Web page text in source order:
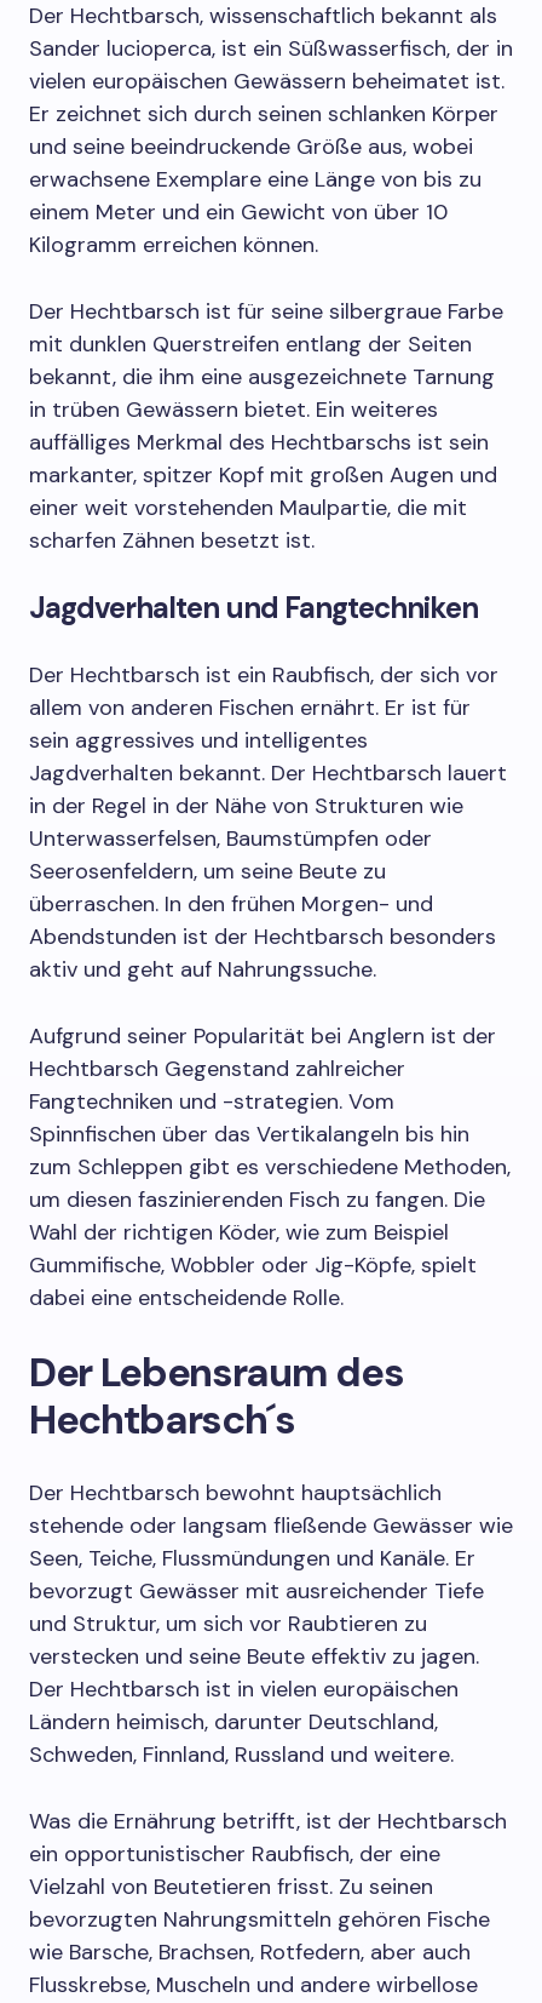
Der Hechtbarsch, wissenschaftlich bekannt als
Sander lucioperca, ist ein Süßwasserfisch, der in
vielen europäischen Gewässern beheimatet ist.
Er zeichnet sich durch seinen schlanken Körper
und seine beeindruckende Größe aus, wobei
erwachsene Exemplare eine Länge von bis zu
einem Meter und ein Gewicht von über 10
Kilogramm erreichen können.
Der Hechtbarsch ist für seine silbergraue Farbe
mit dunklen Querstreifen entlang der Seiten
bekannt, die ihm eine ausgezeichnete Tarnung
in trüben Gewässern bietet. Ein weiteres
auffälliges Merkmal des Hechtbarschs ist sein
markanter, spitzer Kopf mit großen Augen und
einer weit vorstehenden Maulpartie, die mit
scharfen Zähnen besetzt ist.
Jagdverhalten und Fangtechniken
Der Hechtbarsch ist ein Raubfisch, der sich vor
allem von anderen Fischen ernährt. Er ist für
sein aggressives und intelligentes
Jagdverhalten bekannt. Der Hechtbarsch lauert
in der Regel in der Nähe von Strukturen wie
Unterwasserfelsen, Baumstümpfen oder
Seerosenfeldern, um seine Beute zu
überraschen. In den frühen Morgen- und
Abendstunden ist der Hechtbarsch besonders
aktiv und geht auf Nahrungssuche.
Aufgrund seiner Popularität bei Anglern ist der
Hechtbarsch Gegenstand zahlreicher
Fangtechniken und -strategien. Vom
Spinnfischen über das Vertikalangeln bis hin
zum Schleppen gibt es verschiedene Methoden,
um diesen faszinierenden Fisch zu fangen. Die
Wahl der richtigen Köder, wie zum Beispiel
Gummifische, Wobbler oder Jig-Köpfe, spielt
dabei eine entscheidende Rolle.
Der Lebensraum des
Hechtbarsch´s
Der Hechtbarsch bewohnt hauptsächlich
stehende oder langsam fließende Gewässer wie
Seen, Teiche, Flussmündungen und Kanäle. Er
bevorzugt Gewässer mit ausreichender Tiefe
und Struktur, um sich vor Raubtieren zu
verstecken und seine Beute effektiv zu jagen.
Der Hechtbarsch ist in vielen europäischen
Ländern heimisch, darunter Deutschland,
Schweden, Finnland, Russland und weitere.
Was die Ernährung betrifft, ist der Hechtbarsch
ein opportunistischer Raubfisch, der eine
Vielzahl von Beutetieren frisst. Zu seinen
bevorzugten Nahrungsmitteln gehören Fische
wie Barsche, Brachsen, Rotfedern, aber auch
Flusskrebse, Muscheln und andere wirbellose